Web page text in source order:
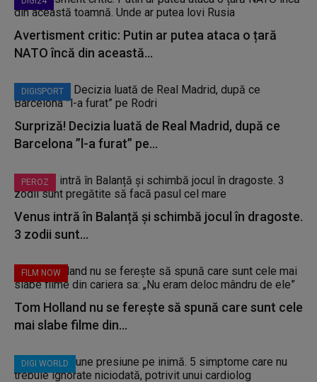
Avertisment critic: Putin ar putea ataca o țară
NATO încă din această...
DIGISPORT
Surpriză! Decizia luată de Real Madrid, după ce
Barcelona ”l-a furat” pe...
PEROZ
Venus intră în Balanță și schimbă jocul în dragoste.
3 zodii sunt...
FILM NOW
Tom Holland nu se ferește să spună care sunt cele
mai slabe filme din...
DIGI WORLD